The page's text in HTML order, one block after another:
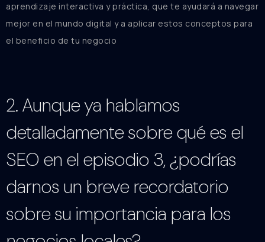
aprendizaje interactiva y práctica, que te ayudará a navegar
mejor en el mundo digital y a aplicar estos conceptos para
el beneficio de tu negocio
2. Aunque ya hablamos
detalladamente sobre qué es el
SEO en el episodio 3, ¿podrías
darnos un breve recordatorio
sobre su importancia para los